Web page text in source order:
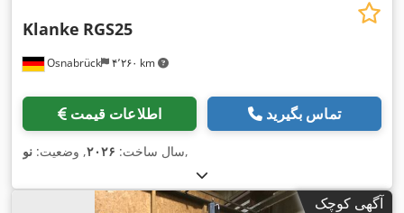
Osnabrück ۴٬۲۶۰ km
Klanke RGS25
اطلاعات قیمت تماس بگیرید
سال ساخت: ۲۰۲۶, وضعیت: نو ,
آگهی کوچک